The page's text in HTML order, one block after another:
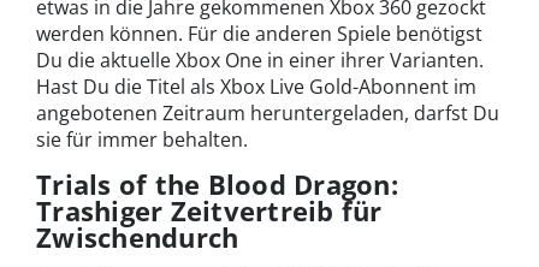
etwas in die Jahre gekommenen Xbox 360 gezockt
werden können. Für die anderen Spiele benötigst
Du die aktuelle Xbox One in einer ihrer Varianten.
Hast Du die Titel als Xbox Live Gold-Abonnent im
angebotenen Zeitraum heruntergeladen, darfst Du
sie für immer behalten.
Trials of the Blood Dragon:
Trashiger Zeitvertreib für
Zwischendurch